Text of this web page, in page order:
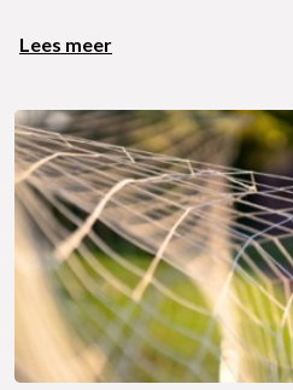
Lees meer